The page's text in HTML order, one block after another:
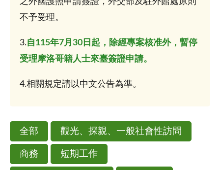
不予受理。
3. 自115年7月30日起，除經專案核准外，暫停
受理摩洛哥籍人士來臺簽證申請。
4.相關規定請以中文公告為準。
全部 觀光、探親、一般社會性訪問
商務 短期工作